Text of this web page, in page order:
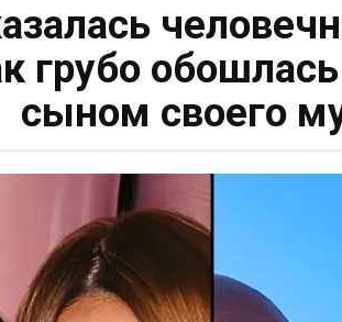
грубо
сыном своего